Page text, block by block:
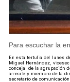
Para escuchar la
En esta tertulia del lunes
Miguel Hernández,
concejal de la agrupación
arrecife y miembro de la
secretario de